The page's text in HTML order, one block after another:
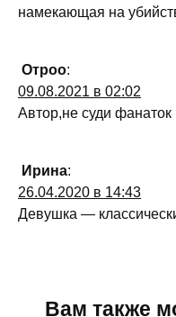
намекающая на
Отроо:
09.08.2021 в 02:02
Автор,не суди фанаток
Ирина:
26.04.2020 в 14:43
Девушка —
Вам также